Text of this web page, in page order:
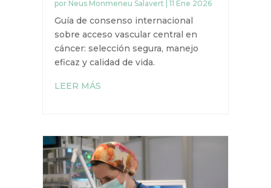
por Neus Monmeneu Salavert|
11 Ene
2026
Guía de consenso internacional
sobre acceso vascular central en
cáncer: selección segura, manejo